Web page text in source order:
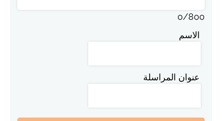
0/800
الاسم
عنوان المراسلة